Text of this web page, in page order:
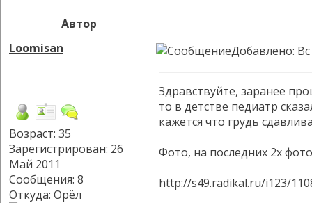
Автор
Loomisan
Возраст: 35
Зарегистрирован: 26
Май 2011
Сообщения: 8
Откуда: Орёл
Добавлено:
Здравствуйте, заранее
то в детстве педиатр
кажется что грудь
Фото, на последних 2х
http://s49.radikal.ru/i123/